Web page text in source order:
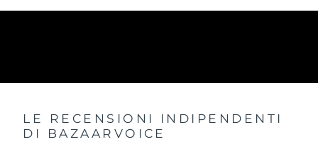
LE RECENSIONI INDIPENDENTI
DI BAZAARVOICE